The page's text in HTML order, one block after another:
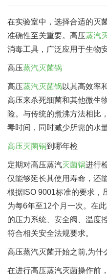
在实验室中，选择合适的灭
准确性至关重要。高压蒸汽
消毒工具，广泛应用于生物
高压蒸汽灭菌锅
高压蒸汽灭菌锅 以其高效率
高压来杀死细菌和其他微生
险。与传统的煮沸方法相比
毒时间，同时减少所需的水量
高压灭菌锅到哪年检
定期对高压蒸汽灭菌锅进行
仅能够延长其使用寿命，还
根据ISO 9001标准的要求，
为每6年至12个月一次。在
的压力系统、安全阀、温度
符合相关安全法规要求。
高压蒸汽灭菌开始之前,为什
在进行高压蒸汽灭菌操作前